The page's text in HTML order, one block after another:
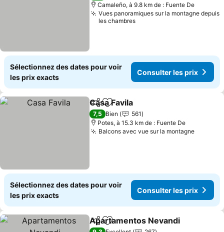
Camaleño, à 9.8 km de : Fuente De
Vues panoramiques sur la montagne depuis
les chambres
Sélectionnez des dates pour voir
les prix exacts
Consulter les prix
PartagerAjouter à mes favoris
Casa Favila
7,5 Bien
561
Potes, à 15.3 km de : Fuente De
Balcons avec vue sur la montagne
Sélectionnez des dates pour voir
les prix exacts
Consulter les prix
PartagerAjouter à mes favoris
Apartamentos Nevandi